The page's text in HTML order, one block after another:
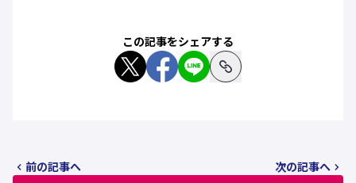
この記事をシェアする
前の記事へ
次の記事へ